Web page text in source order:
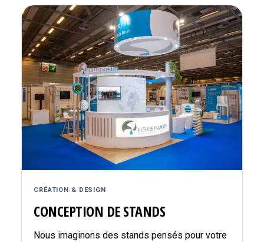
CRÉATION & DESIGN
CONCEPTION DE STANDS
Nous imaginons des stands pensés pour votre